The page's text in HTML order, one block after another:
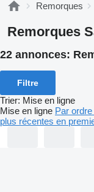
Remorques
Remorques
22 annonces:
Filtre
Trier: Mise en ligne
Mise en ligne Par
plus récentes en